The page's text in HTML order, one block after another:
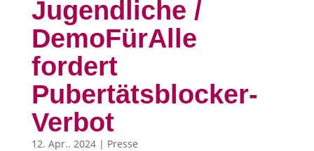
Jugendliche /
DemoFürAlle
fordert
Pubertätsblocker-
Verbot
12. Apr.. 2024| Presse